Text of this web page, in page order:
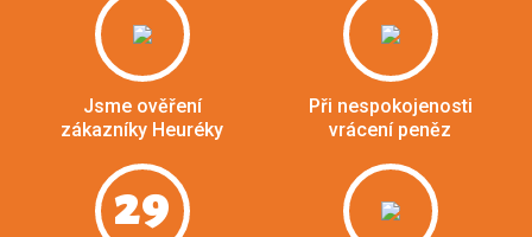
Jsme ověření
zákazníky Heuréky
Při nespokojenosti
vrácení peněz
29